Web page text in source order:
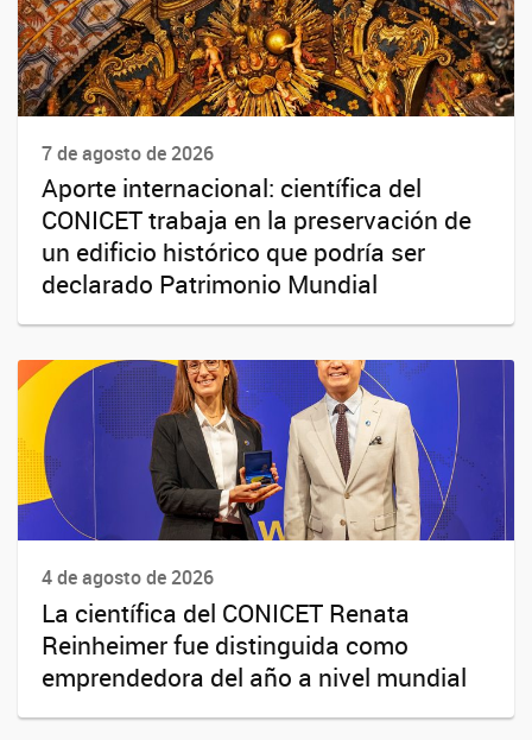
7 de agosto de 2026
Aporte internacional: científica del
CONICET trabaja en la preservación de
un edificio histórico que podría ser
declarado Patrimonio Mundial
4 de agosto de 2026
La científica del CONICET Renata
Reinheimer fue distinguida como
emprendedora del año a nivel mundial